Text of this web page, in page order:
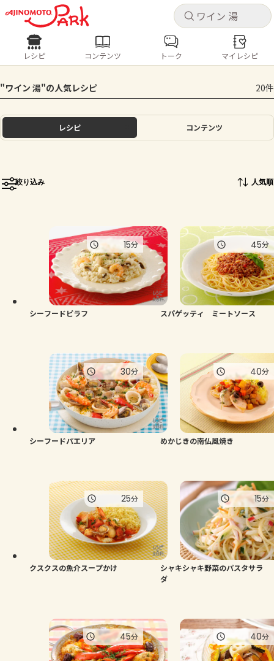
キャ
ログインするとレシピを保存できます
ログイン
ホーム
トーク
よくあるお問い合わせ
お買い物
キャ
レシピ コンテンツ
人気の食材・レシピ
きゅうり なす トマト とうもろこし
ピーマン
レシピ コンテンツ トーク マイレシピ
"ワイン 湯"の人気レシピ 20件
レシピ コンテンツ
絞り込み 人気順
シーフードピラフ
15分
スパゲッティ ミートソース
45分
シーフードパエリア
30分
めかじきの南仏風焼き
40分
クスクスの魚介スープかけ
25分
シャキシャキ野菜のパスタサラ
ダ
15分
45分 40分